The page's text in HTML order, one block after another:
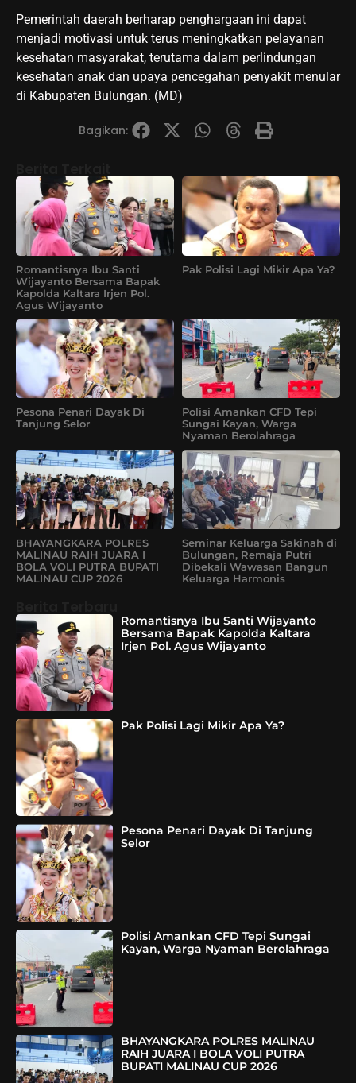
Pemerintah daerah berharap penghargaan ini dapat
menjadi motivasi untuk terus meningkatkan pelayanan
kesehatan masyarakat, terutama dalam perlindungan
kesehatan anak dan upaya pencegahan penyakit menular
di Kabupaten Bulungan. (MD)
Bagikan:
Romantisnya Ibu Santi
Wijayanto Bersama Bapak
Kapolda Kaltara Irjen Pol.
Agus Wijayanto
Pak Polisi Lagi Mikir Apa Ya?
Pesona Penari Dayak Di
Tanjung Selor
Polisi Amankan CFD Tepi
Sungai Kayan, Warga
Nyaman Berolahraga
BHAYANGKARA POLRES
MALINAU RAIH JUARA I
BOLA VOLI PUTRA BUPATI
MALINAU CUP 2026
Seminar Keluarga Sakinah di
Bulungan, Remaja Putri
Dibekali Wawasan Bangun
Keluarga Harmonis
Romantisnya Ibu Santi Wijayanto
Bersama Bapak Kapolda Kaltara
Irjen Pol. Agus Wijayanto
Pak Polisi Lagi Mikir Apa Ya?
Pesona Penari Dayak Di Tanjung
Selor
Polisi Amankan CFD Tepi Sungai
Kayan, Warga Nyaman Berolahraga
BHAYANGKARA POLRES MALINAU
RAIH JUARA I BOLA VOLI PUTRA
BUPATI MALINAU CUP 2026